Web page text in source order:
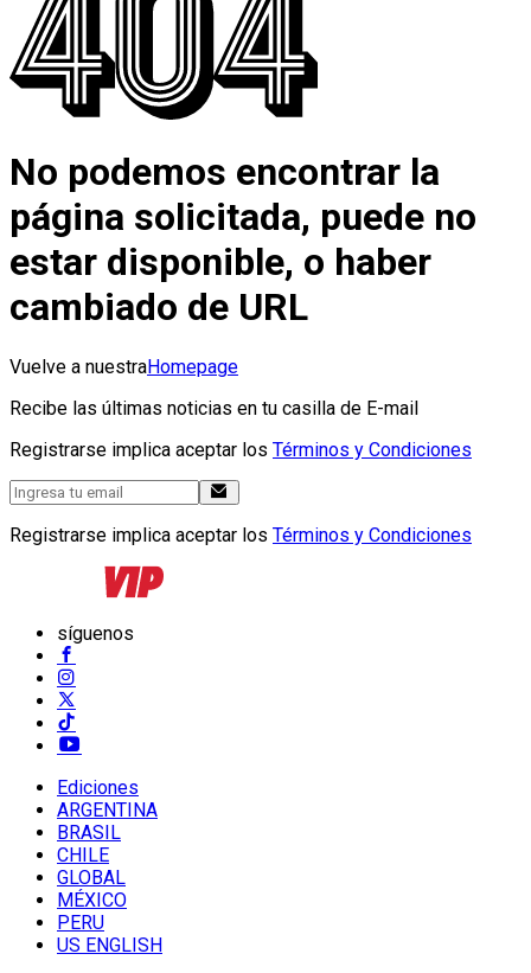
No podemos encontrar la
página solicitada, puede no
estar disponible, o haber
cambiado de URL
Vuelve a nuestraHomepage
Recibe las últimas noticias en tu casilla de E-mail
Registrarse implica aceptar los Términos y Condiciones
Registrarse implica aceptar los Términos y Condiciones
síguenos
Ediciones
ARGENTINA
BRASIL
CHILE
GLOBAL
MÉXICO
PERU
US ENGLISH